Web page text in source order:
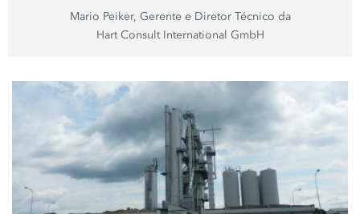
Mario Peiker, Gerente e Diretor Técnico da
Hart Consult International GmbH